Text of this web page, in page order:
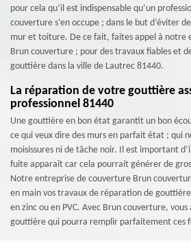
pour cela qu’il est indispensable qu’un
couverture s’en occupe ; dans le but d’éviter
mur et toiture. De ce fait, faites appel à notre
Brun couverture ; pour des travaux fiables et
gouttière dans la ville de Lautrec 81440.
La réparation de votre gouttière
professionnel 81440
Une gouttière en bon état garantit un bon
ce qui veux dire des murs en parfait état ; qui
moisissures ni de tâche noir. Il est important
fuite apparaît car cela pourrait générer de
Notre entreprise de couverture Brun
en main vos travaux de réparation de
en zinc ou en PVC. Avec Brun couverture,
gouttière qui pourra remplir parfaitement ces